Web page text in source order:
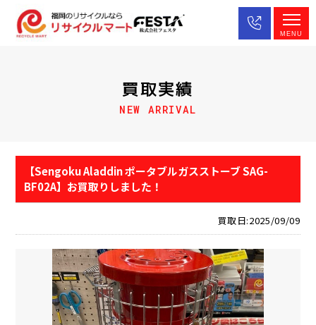
買取実績
NEW ARRIVAL
【Sengoku Aladdin ポータブルガスストーブ SAG-
BF02A】お買取りしました！
買取日:2025/09/09
MENU